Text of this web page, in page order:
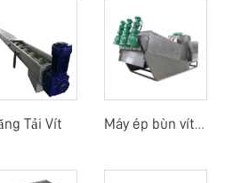
Tải Vít Máy ép bùn vít tiền làm đặc di động